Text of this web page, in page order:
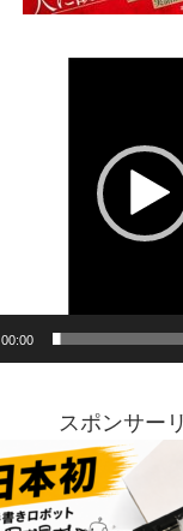
レ
ー
ヤ
00:00
スポンサー